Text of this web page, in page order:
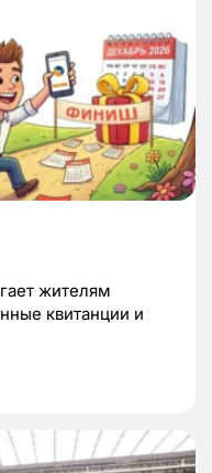
жителям
квитанции и